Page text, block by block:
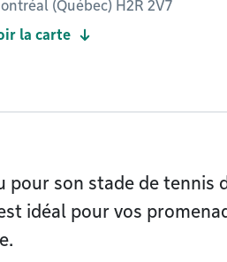
(Québec) H2R 2V7
la carte
pour son stade de tennis
idéal pour vos